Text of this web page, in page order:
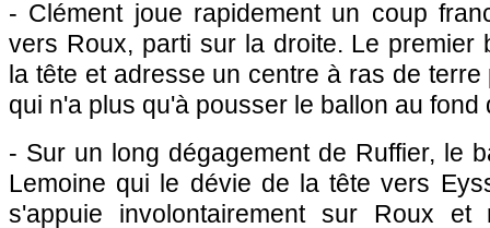
- Clément joue rapidement un coup
vers Roux, parti sur la droite. Le premier
la tête et adresse un centre à ras de terre
qui n'a plus qu'à pousser le ballon au fond
- Sur un long dégagement de Ruffier, le
Lemoine qui le dévie de la tête vers
s'appuie involontairement sur Roux